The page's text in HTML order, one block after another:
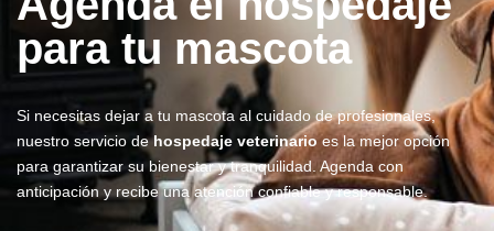
para tu mascota
Si necesitas dejar a tu mascota al cuidado de profesionales,
nuestro servicio dehospedaje veterinarioes la mejor opción
para garantizar su bienestar y tranquilidad. Agenda con
anticipación y recibe una atención confiable y responsable.